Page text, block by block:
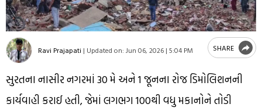
Ravi Prajapati | Updated on: Jun 06, 2026 | 5:04 PM SHARE
સુરતના નાસીર નગરમાં 30 મે અને 1 જૂનના રોજ ડિમોલિશનની
કાર્યવાહી કરાઈ હતી, જેમાં લગભગ 100થી વધુ મકાનોને તોડી